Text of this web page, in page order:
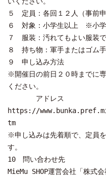
５ 定員：各回１２人（事前申
６ 対象：小学生以上 ※小学
７ 服装：汚れてもよい服装で
８ 持ち物：軍手またはゴム
９ 申し込み方法
※開催日の前日２０時までに
ください。
アドレス
https://
tm
※申し込みは先着順で、定員
す。
10 問い合わせ先
MieMu SHOP運営会社「株式